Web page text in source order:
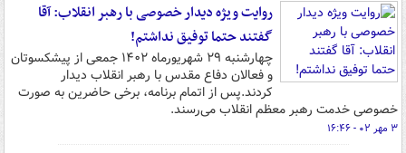
روایت ویژه دیدار خصوصی با رهبر انقلاب: آقا
گفتند حتما توفیق نداشتم!
چهارشنبه ۲۹ شهریورماه ۱۴۰۲ جمعی از پیشکسوتان
و فعالان دفاع مقدس با رهبر انقلاب دیدار
کردند.پس از اتمام برنامه، برخی حاضرین به صورت
خصوصی خدمت رهبر معظم انقلاب می‌رسند.
۳ مهر ۰۲ - ۱۶:۴۶